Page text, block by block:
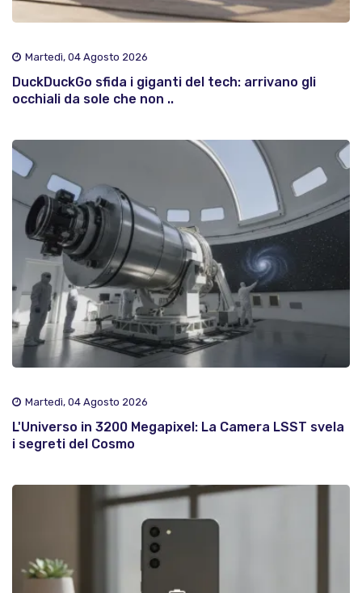
Martedì, 04 Agosto 2026
DuckDuckGo sfida i giganti del tech: arrivano gli
occhiali da sole che non ..
Martedì, 04 Agosto 2026
L'Universo in 3200 Megapixel: La Camera LSST svela
i segreti del Cosmo